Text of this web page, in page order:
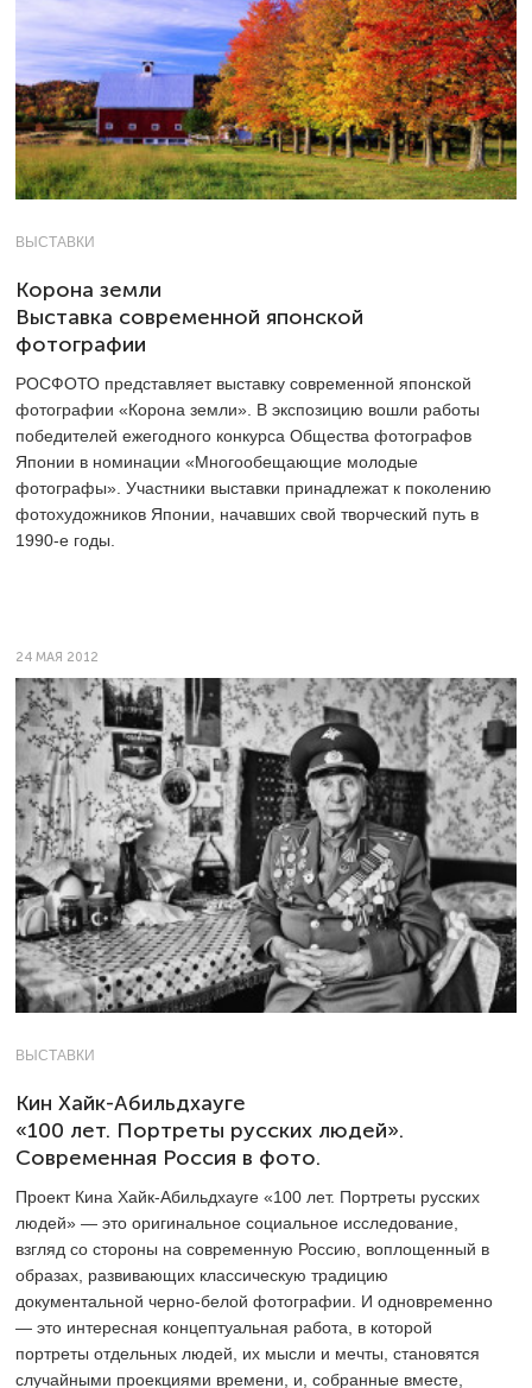
ВЫСТАВКИ
Корона земли
Выставка современной японской
фотографии
РОСФОТО представляет выставку современной японской
фотографии «Корона земли». В экспозицию вошли работы
победителей ежегодного конкурса Общества фотографов
Японии в номинации «Многообещающие молодые
фотографы». Участники выставки принадлежат к поколению
фотохудожников Японии, начавших свой творческий путь в
1990-е годы.
24 МАЯ 2012
ВЫСТАВКИ
Кин Хайк-Абильдхауге
«100 лет. Портреты русских людей».
Современная Россия в фото.
Проект Кина Хайк-Абильдхауге «100 лет. Портреты русских
людей» — это оригинальное социальное исследование,
взгляд со стороны на современную Россию, воплощенный в
образах, развивающих классическую традицию
документальной черно-белой фотографии. И одновременно
— это интересная концептуальная работа, в которой
портреты отдельных людей, их мысли и мечты, становятся
случайными проекциями времени, и, собранные вместе,